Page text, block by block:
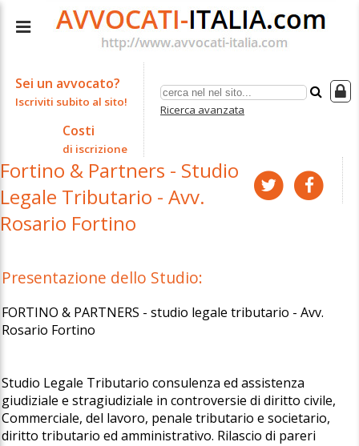
Ricerca avanzata
Sei un avvocato?
Iscriviti subito al sito!
Costi
di iscrizione
Fortino & Partners - Studio
Legale Tributario - Avv.
Rosario Fortino
Presentazione dello Studio:
FORTINO & PARTNERS - studio legale tributario - Avv.
Rosario Fortino
Studio Legale Tributario consulenza ed assistenza
giudiziale e stragiudiziale in controversie di diritto civile,
Commerciale, del lavoro, penale tributario e societario,
diritto tributario ed amministrativo. Rilascio di pareri